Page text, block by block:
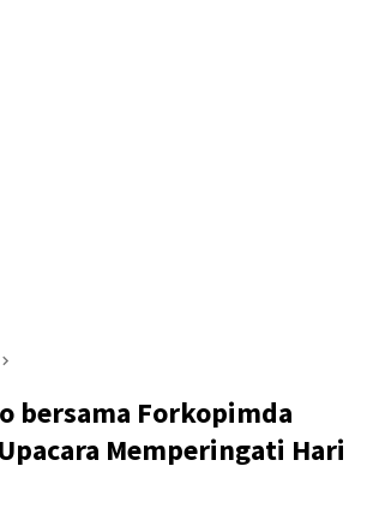
bersama Forkopimda
Memperingati Hari